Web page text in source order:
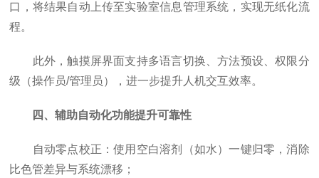
口，将结果自动上传至实验室信息管理系统，实现无纸化流
程。
此外，触摸屏界面支持多语言切换、方法预设、权限分
级（操作员/管理员），进一步提升人机交互效率。
四、辅助自动化功能提升可靠性
自动零点校正：使用空白溶剂（如水）一键归零，消除
比色管差异与系统漂移；